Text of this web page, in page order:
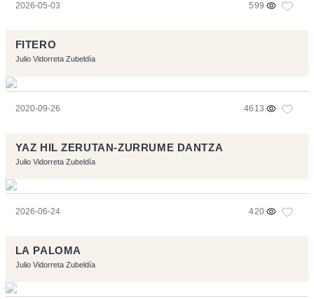
2026-05-03 599
FITERO
Julio Vidorreta Zubeldía
2020-09-26 4613
YAZ HIL ZERUTAN-ZURRUME DANTZA
Julio Vidorreta Zubeldía
2026-06-24 420
LA PALOMA
Julio Vidorreta Zubeldía